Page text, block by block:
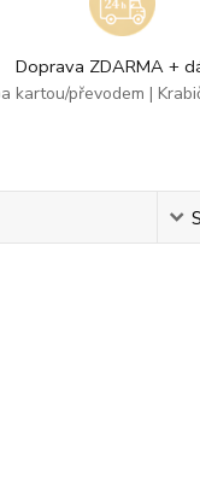
Doprava ZDARMA +
kartou/převodem |